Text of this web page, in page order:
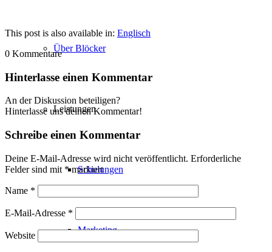
Über Blöcker
Leistungen
Schulungen
Marketing
This post is also available in: Englisch
0 Kommentare
Hinterlasse einen Kommentar
An der Diskussion beteiligen?
Hinterlasse uns deinen Kommentar!
Schreibe einen Kommentar
Deine E-Mail-Adresse wird nicht veröffentlicht. Erforderliche
Felder sind mit *markiert
Name *
E-Mail-Adresse *
Website